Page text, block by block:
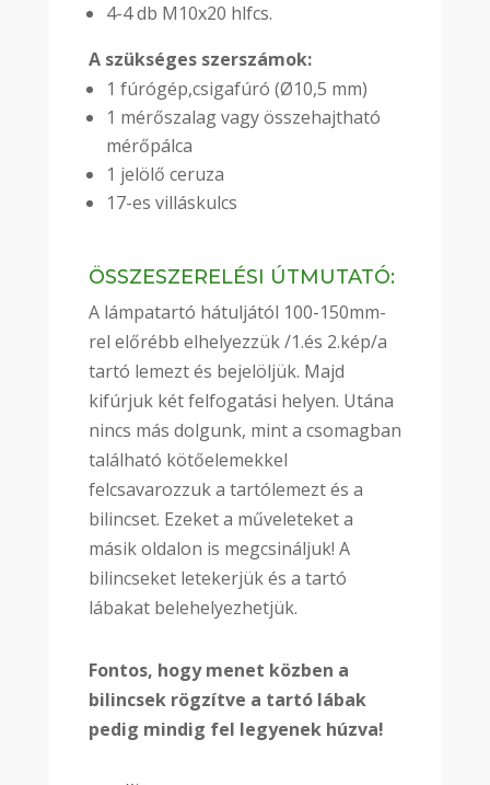
4-4 db M10x20 hlfcs.
A szükséges szerszámok:
1 fúrógép,csigafúró (Ø10,5 mm)
1 mérőszalag vagy összehajtható
mérőpálca
1 jelölő ceruza
17-es villáskulcs
ÖSSZESZERELÉSI ÚTMUTATÓ:
A lámpatartó hátuljától 100-150mm-
rel előrébb elhelyezzük /1.és 2.kép/a
tartó lemezt és bejelöljük. Majd
kifúrjuk két felfogatási helyen. Utána
nincs más dolgunk, mint a csomagban
található kötőelemekkel
felcsavarozzuk a tartólemezt és a
bilincset. Ezeket a műveleteket a
másik oldalon is megcsináljuk! A
bilincseket letekerjük és a tartó
lábakat belehelyezhetjük.
Fontos, hogy menet közben a
bilincsek rögzítve a tartó lábak
pedig mindig fel legyenek húzva!